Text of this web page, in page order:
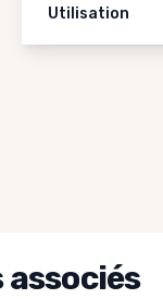
Utilisation